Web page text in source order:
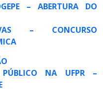
– ABERTURA DO
– CONCURSO
PÚBLICO NA UFPR –